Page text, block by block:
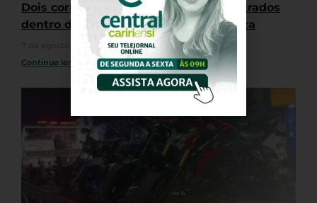
Dois corpos esquartejados são encontrados
dentro de sacos em canal em Fortaleza
7 de agosto, 2026
Nenhum comentário
Continue lendo »